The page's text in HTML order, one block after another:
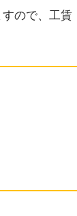
ので、工賃